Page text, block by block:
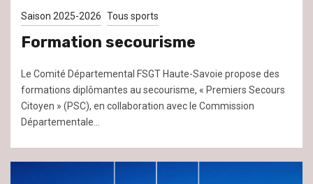
Saison 2025-2026 Tous sports
Formation secourisme
Le Comité Départemental FSGT Haute-Savoie propose des
formations diplômantes au secourisme, « Premiers Secours
Citoyen » (PSC), en collaboration avec le Commission
Départementale...